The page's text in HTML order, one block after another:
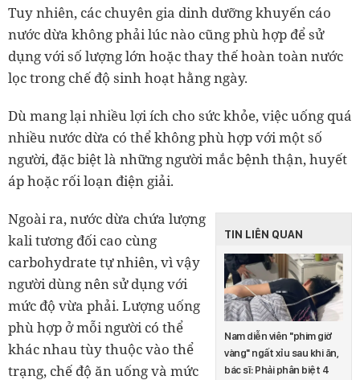
Tuy nhiên, các chuyên gia dinh dưỡng khuyến cáo
nước dừa không phải lúc nào cũng phù hợp để sử
dụng với số lượng lớn hoặc thay thế hoàn toàn nước
lọc trong chế độ sinh hoạt hằng ngày.
Dù mang lại nhiều lợi ích cho sức khỏe, việc uống quá
nhiều nước dừa có thể không phù hợp với một số
người, đặc biệt là những người mắc bệnh thận, huyết
áp hoặc rối loạn điện giải.
TIN LIÊN QUAN
Nam diễn viên "phim giờ
vàng" ngất xỉu sau khi ăn,
bác sĩ: Phải phân biệt 4
Ngoài ra, nước dừa chứa lượng
kali tương đối cao cùng
carbohydrate tự nhiên, vì vậy
người dùng nên sử dụng với
mức độ vừa phải. Lượng uống
phù hợp ở mỗi người có thể
khác nhau tùy thuộc vào thể
trạng, chế độ ăn uống và mức